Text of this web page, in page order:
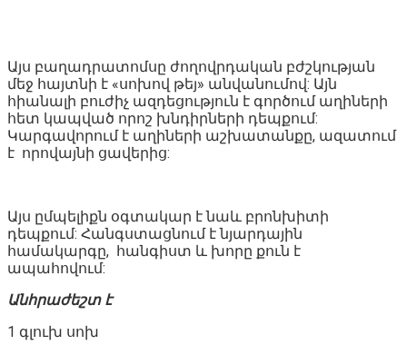
Այս բաղադրատոմսը ժողովրդական բժշկության
մեջ հայտնի է «սոխով թեյ» անվանումով: Այն
հիանալի բուժիչ ազդեցություն է գործում աղիների
հետ կապված որոշ խնդիրների դեպքում:
Կարգավորում է աղիների աշխատանքը, ազատում
է որովայնի ցավերից:
Այս ըմպելիքն օգտակար է նաև բրոնխիտի
դեպքում: Հանգստացնում է նյարդային
համակարգը, հանգիստ և խորը քուն է
ապահովում:
Անհրաժեշտ է
1 գլուխ սոխ